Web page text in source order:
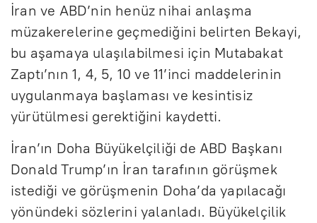
İran ve ABD’nin henüz nihai anlaşma
müzakerelerine geçmediğini belirten Bekayi,
bu aşamaya ulaşılabilmesi için Mutabakat
Zaptı’nın 1, 4, 5, 10 ve 11’inci maddelerinin
uygulanmaya başlaması ve kesintisiz
yürütülmesi gerektiğini kaydetti.
İran’ın Doha Büyükelçiliği de ABD Başkanı
Donald Trump’ın İran tarafının görüşmek
istediği ve görüşmenin Doha’da yapılacağı
yönündeki sözlerini yalanladı. Büyükelçilik